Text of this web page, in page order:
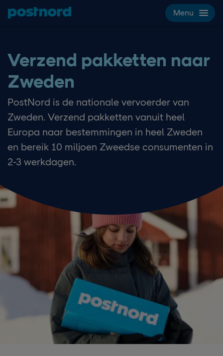
Hoppa över navigering och sök
Menu
Verzend pakketten naar
Zweden
PostNord is de nationale vervoerder van
Zweden. Verzend pakketten vanuit heel
Europa naar bestemmingen in heel Zweden
en bereik 10 miljoen Zweedse consumenten in
2-3 werkdagen.